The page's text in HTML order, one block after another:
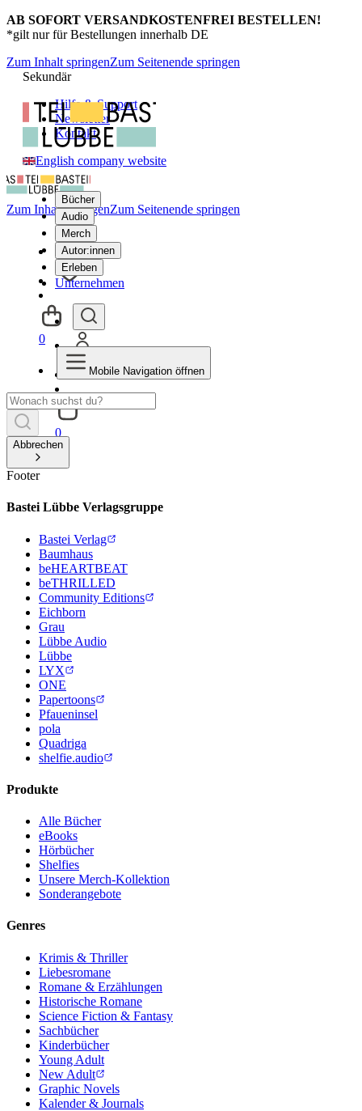
AB SOFORT VERSANDKOSTENFREI BESTELLEN!
*gilt nur für Bestellungen innerhalb DE
Zum Inhalt springenZum Seitenende springen
Sekundär
Hilfe & Support
Newsletter
Kontakt
English company website
Bücher
Audio
Merch
Autor:innen
Erleben
Unternehmen
0
Zum Inhalt springenZum Seitenende springen
0
Mobile Navigation öffnen
Abbrechen
Footer
Bastei Lübbe Verlagsgruppe
Bastei Verlag
Baumhaus
beHEARTBEAT
beTHRILLED
Community Editions
Eichborn
Grau
Lübbe Audio
Lübbe
LYX
ONE
Papertoons
Pfaueninsel
pola
Quadriga
shelfie.audio
Produkte
Alle Bücher
eBooks
Hörbücher
Shelfies
Unsere Merch-Kollektion
Sonderangebote
Genres
Krimis & Thriller
Liebesromane
Romane & Erzählungen
Historische Romane
Science Fiction & Fantasy
Sachbücher
Kinderbücher
Young Adult
New Adult
Graphic Novels
Kalender & Journals